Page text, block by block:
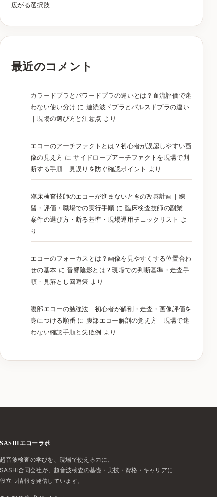
広がる選択肢
最近のコメント
カラードプラとパワードプラの違いとは？血流評価で迷
わない使い分け に連続波ドプラとパルスドプラの違い
｜現場の選び方と注意点 より
エコーのアーチファクトとは？初心者が誤認しやすい画
像の見え方 にサイドローブアーチファクトを現場で判
断する手順｜見誤りを防ぐ確認ポイント より
臨床検査技師のエコーが進まないときの改善計画｜練
習・評価・職場での実行手順に 臨床検査技師の副業｜
案件の選び方・断る基準・現場運用チェックリスト よ
り
エコーのフォーカスとは？画像を見やすくする位置合わ
せの基本 に音響陰影とは？現場での判断基準・走査手
順・見落とし回避策 より
腹部エコーの勉強法｜初心者が解剖・走査・画像評価を
身につける順番 に 腹部エコー解剖の覚え方｜現場で迷
わない確認手順と失敗例 より
SASHIエコーラボ
超音波検査の学びを、現場で使える力に。
SASHI合同会社が、超音波検査の基礎・実技・資格・キャリアに
役立つ情報を発信しています。